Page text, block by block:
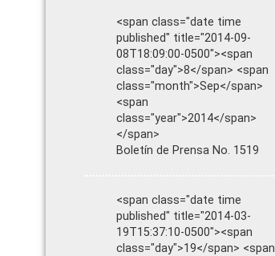
<span class="date time
published" title="2014-09-
08T18:09:00-0500"><span
class="day">8</span> <span
class="month">Sep</span>
<span
class="year">2014</span>
</span>
Boletín de Prensa No. 1519
<span class="date time
published" title="2014-03-
19T15:37:10-0500"><span
class="day">19</span> <span